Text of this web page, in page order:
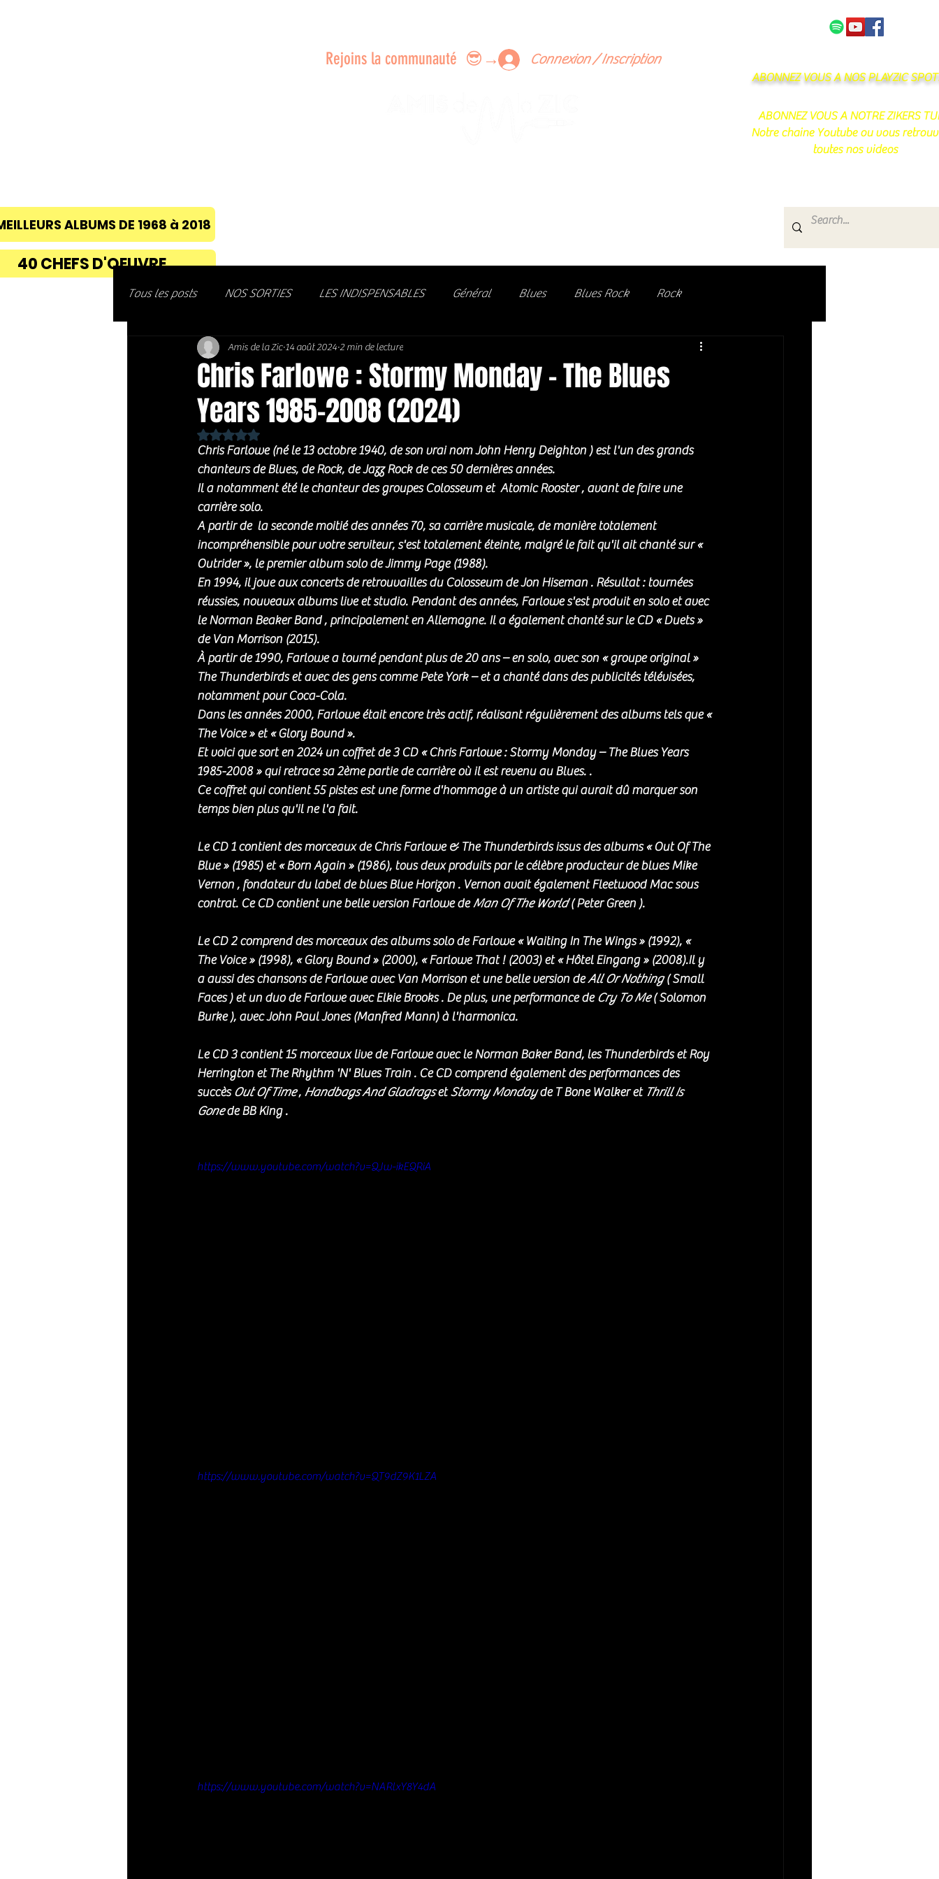
Connexion / Inscription
ABONNEZ VOUS A NOS PLAYZIC
ABONNEZ VOUS A NOTRE ZIKERS
Notre chaine Youtube ou vous
toutes nos videos
ALBUMS DE 1968 à 2018
Découvrez des artistes, vibrez aux concerts et rejoignez une communauté de passionnés !
Rejoins la communauté 😎→
40 CHEFS D'OEUVRE
Tous les posts NOS SORTIES LES INDISPENSABLES Général Blues Blues Rock Rock
Soft Rock / Folk Jazz Soul / Funk / Rhythm Blues
Country / Americana
Chris Farlowe : Stormy Monday – The Blues
Years 1985-2008 (2024)
Amis de la Zic 14 août 2024 2 min de lecture
Noté NaN étoiles sur 5.
Chris Farlowe (né le 13 octobre 1940, de son vrai nom John Henry Deighton ) est l'un des grands
chanteurs de Blues, de Rock, de Jazz Rock de ces 50 dernières années.
Il a notamment été le chanteur des groupes Colosseum et  Atomic Rooster , avant de faire une
carrière solo.
A partir de  la seconde moitié des années 70, sa carrière musicale, de manière totalement
incompréhensible pour votre serviteur, s'est totalement éteinte, malgré le fait qu'il ait chanté sur «
Outrider », le premier album solo de Jimmy Page (1988).
En 1994, il joue aux concerts de retrouvailles du Colosseum de Jon Hiseman . Résultat : tournées
réussies, nouveaux albums live et studio. Pendant des années, Farlowe s'est produit en solo et avec
le Norman Beaker Band , principalement en Allemagne. Il a également chanté sur le CD « Duets »
de Van Morrison (2015).
À partir de 1990, Farlowe a tourné pendant plus de 20 ans – en solo, avec son « groupe original »
The Thunderbirds et avec des gens comme Pete York – et a chanté dans des publicités télévisées,
notamment pour Coca-Cola.
Dans les années 2000, Farlowe était encore très actif, réalisant régulièrement des albums tels que «
The Voice » et « Glory Bound ».
Et voici que sort en 2024 un coffret de 3 CD « Chris Farlowe : Stormy Monday – The Blues Years
1985-2008 » qui retrace sa 2ème partie de carrière où il est revenu au Blues. .
Ce coffret qui contient 55 pistes est une forme d'hommage à un artiste qui aurait dû marquer son
temps bien plus qu'il ne l'a fait.
Le CD 1 contient des morceaux de Chris Farlowe & The Thunderbirds issus des albums « Out Of The
Blue » (1985) et « Born Again » (1986), tous deux produits par le célèbre producteur de blues Mike
Vernon , fondateur du label de blues Blue Horizon . Vernon avait également Fleetwood Mac sous
contrat. Ce CD contient une belle version Farlowe de Man Of The World ( Peter Green ).
Le CD 2 comprend des morceaux des albums solo de Farlowe « Waiting In The Wings » (1992), «
The Voice » (1998), « Glory Bound » (2000), « Farlowe That ! (2003) et « Hôtel Eingang » (2008).Il y
a aussi des chansons de Farlowe avec Van Morrison et une belle version de All Or Nothing ( Small
Faces ) et un duo de Farlowe avec Elkie Brooks . De plus, une performance de Cry To Me ( Solomon
Burke ), avec John Paul Jones (Manfred Mann) à l'harmonica.
Le CD 3 contient 15 morceaux live de Farlowe avec le Norman Baker Band, les Thunderbirds et Roy
Herrington et The Rhythm 'N' Blues Train . Ce CD comprend également des performances des
succès Out Of Time , Handbags And Gladrags et Stormy Monday de T Bone Walker et Thrill Is
Gone de BB King .
https://www.youtube.com/watch?v=QJw-ikEQRiA
https://www.youtube.com/watch?v=QT9dZ9K1LZA
https://www.youtube.com/watch?v=NARlxY8Y4dA